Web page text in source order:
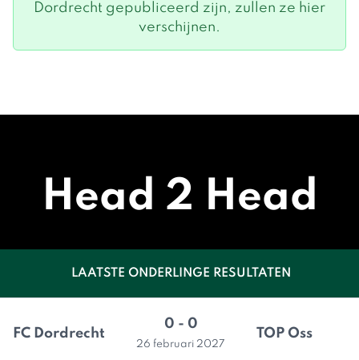
Dordrecht gepubliceerd zijn, zullen ze hier
verschijnen.
Head 2 Head
LAATSTE ONDERLINGE RESULTATEN
FC Dordrecht
0 - 0
26 februari 2027
TOP Oss